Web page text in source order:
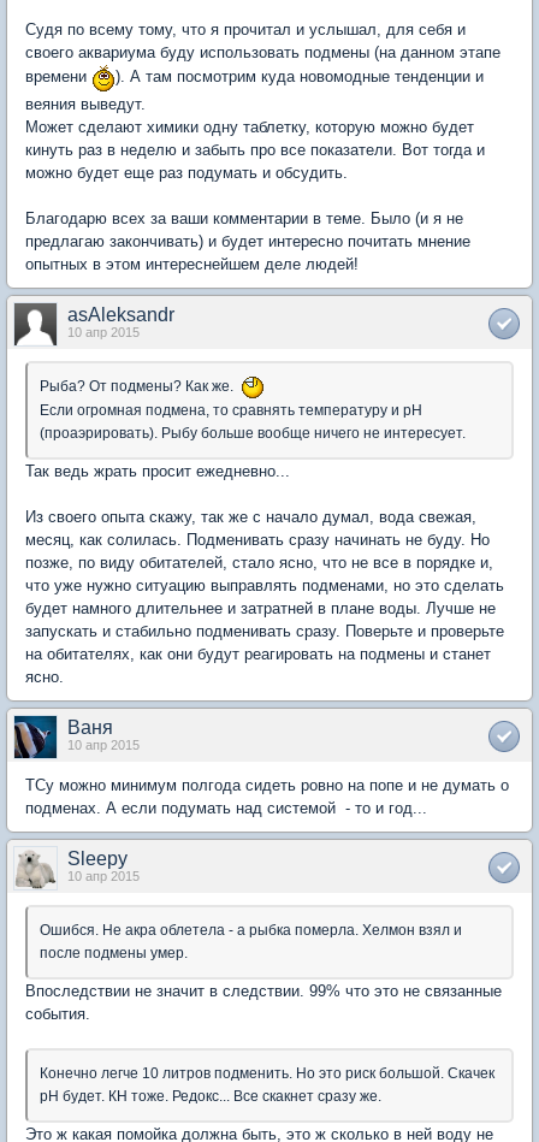
Судя по всему тому, что я прочитал и услышал, для себя и
своего аквариума буду использовать подмены (на данном этапе
времени
). А там посмотрим куда новомодные тенденции и
веяния выведут.
Может сделают химики одну таблетку, которую можно будет
кинуть раз в неделю и забыть про все показатели. Вот тогда и
можно будет еще раз подумать и обсудить.
Благодарю всех за ваши комментарии в теме. Было (и я не
предлагаю закончивать) и будет интересно почитать мнение
опытных в этом интереснейшем деле людей!
asAleksandr
10 апр 2015
Рыба? От подмены? Как же.
Если огромная подмена, то сравнять температуру и рН
(проаэрировать). Рыбу больше вообще ничего не интересует.
Так ведь жрать просит ежедневно...
Из своего опыта скажу, так же с начало думал, вода свежая,
месяц, как солилась. Подменивать сразу начинать не буду. Но
позже, по виду обитателей, стало ясно, что не все в порядке и,
что уже нужно ситуацию выправлять подменами, но это сделать
будет намного длительнее и затратней в плане воды. Лучше не
запускать и стабильно подменивать сразу. Поверьте и проверьте
на обитателях, как они будут реагировать на подмены и станет
ясно.
Ваня
10 апр 2015
ТСу можно минимум полгода сидеть ровно на попе и не думать о
подменах. А если подумать над системой - то и год...
Sleepy
10 апр 2015
Ошибся. Не акра облетела - а рыбка померла. Хелмон взял и
после подмены умер.
Впоследствии не значит в следствии. 99% что это не связанные
события.
Конечно легче 10 литров подменить. Но это риск большой. Скачек
рН будет. КН тоже. Редокс... Все скакнет сразу же.
Это ж какая помойка должна быть, это ж сколько в ней воду не